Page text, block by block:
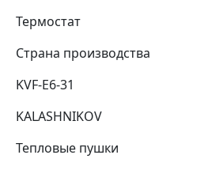
Термостат
Страна производства
KVF-E6-31
KALASHNIKOV
Тепловые пушки